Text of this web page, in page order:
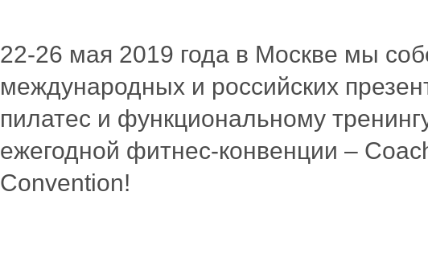
22-26 мая 2019 года в Москве мы
международных и российских
пилатес и функциональному
ежегодной фитнес-конвенции –
Convention!